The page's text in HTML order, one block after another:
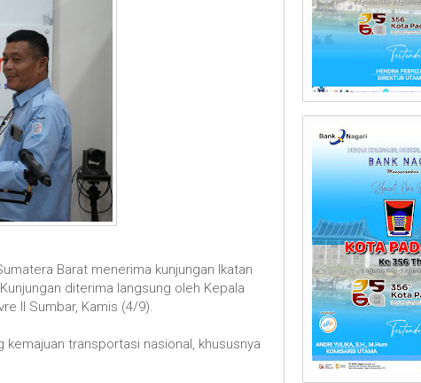
Barat menerima kunjungan Ikatan
diterima langsung oleh Kepala
II Sumbar, Kamis (4/9).
transportasi nasional, khususnya